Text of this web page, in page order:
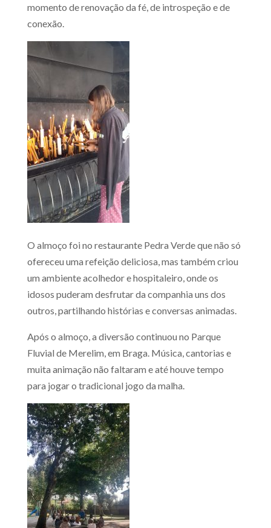
momento de renovação da fé, de introspeção e de
conexão.
O almoço foi no restaurante Pedra Verde que não só
ofereceu uma refeição deliciosa, mas também criou
um ambiente acolhedor e hospitaleiro, onde os
idosos puderam desfrutar da companhia uns dos
outros, partilhando histórias e conversas animadas.
Após o almoço, a diversão continuou no Parque
Fluvial de Merelim, em Braga. Música, cantorias e
muita animação não faltaram e até houve tempo
para jogar o tradicional jogo da malha.